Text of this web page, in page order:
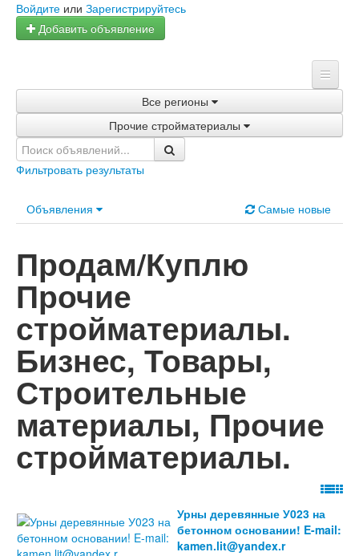
Войдите или Зарегистрируйтесь
Добавить объявление
Объявления
Магазины
Все регионы
Прочие стройматериалы
Фильтровать результаты
Объявления Самые новые
Продам/Куплю
Прочие
стройматериалы.
Бизнес, Товары,
Строительные
материалы, Прочие
стройматериалы.
Урны деревянные У023 на
бетонном основании! E-mail:
kamen.lit@yandex.r